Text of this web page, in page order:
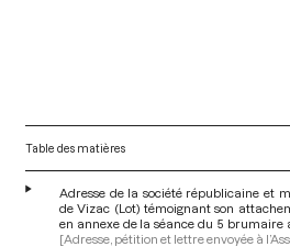
Table des matières
Adresse de la société républicaine et
de Vizac (Lot) témoignant son
en annexe de la séance du 5 brumaire
[Adresse, pétition et lettre envoyée à